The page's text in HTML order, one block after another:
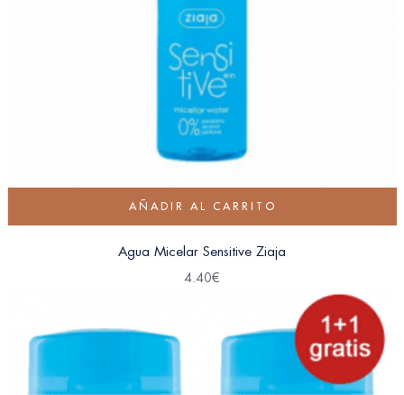
AÑADIR AL CARRITO
Agua Micelar Sensitive Ziaja
4.40€